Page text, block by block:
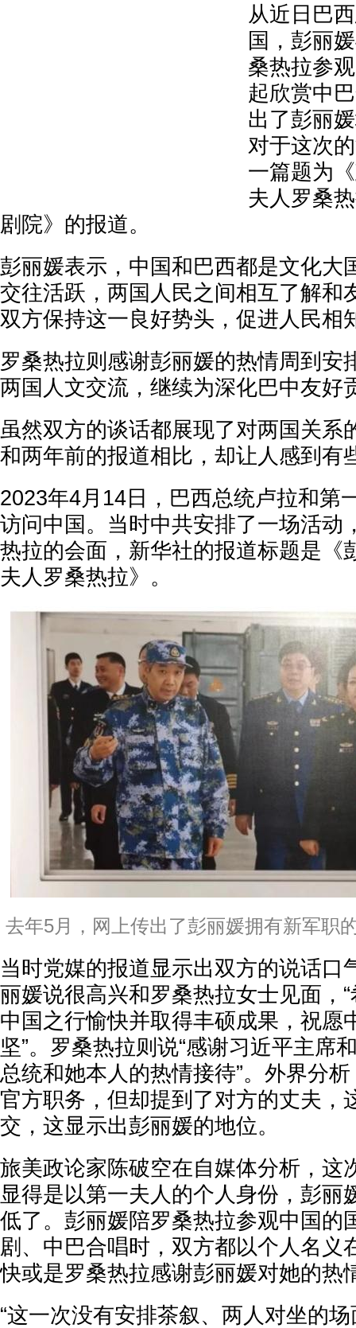
从近日巴
国，彭丽
桑热拉参
起欣赏中
出了彭丽
对于这次
一篇题为
夫人罗桑
剧院》的报道。
彭丽媛表示，中国和巴西都是文化大
交往活跃，两国人民之间相互了解和
双方保持这一良好势头，促进人民相
罗桑热拉则感谢彭丽媛的热情周到安
两国人文交流，继续为深化巴中友好
虽然双方的谈话都展现了对两国关系
和两年前的报道相比，却让人感到有
2023年4月14日，巴西总统卢拉和第
访问中国。当时中共安排了一场活动
热拉的会面，新华社的报道标题是《
夫人罗桑热拉》。
去年5月，网上传出了彭丽媛拥有新军职
当时党媒的报道显示出双方的说话口
丽媛说很高兴和罗桑热拉女士见面，
中国之行愉快并取得丰硕成果，祝愿
坚”。罗桑热拉则说“感谢习近平主席
总统和她本人的热情接待”。外界分
官方职务，但却提到了对方的丈夫，
交，这显示出彭丽媛的地位。
旅美政论家陈破空在自媒体分析，这
显得是以第一夫人的个人身份，彭丽
低了。彭丽媛陪罗桑热拉参观中国的
剧、中巴合唱时，双方都以个人名义
快或是罗桑热拉感谢彭丽媛对她的热
“这一次没有安排茶叙、两人对坐的